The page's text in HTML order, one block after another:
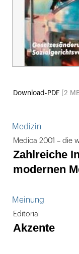
Download-PDF [2
Medizin
Medica 2001 – die
Zahlreiche
modernen
Meinung
Editorial
Akzente